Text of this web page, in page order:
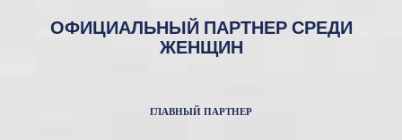
ОФИЦИАЛЬНЫЙ ПАРТНЕР СРЕДИ
ЖЕНЩИН
ГЛАВНЫЙ ПАРТНЕР